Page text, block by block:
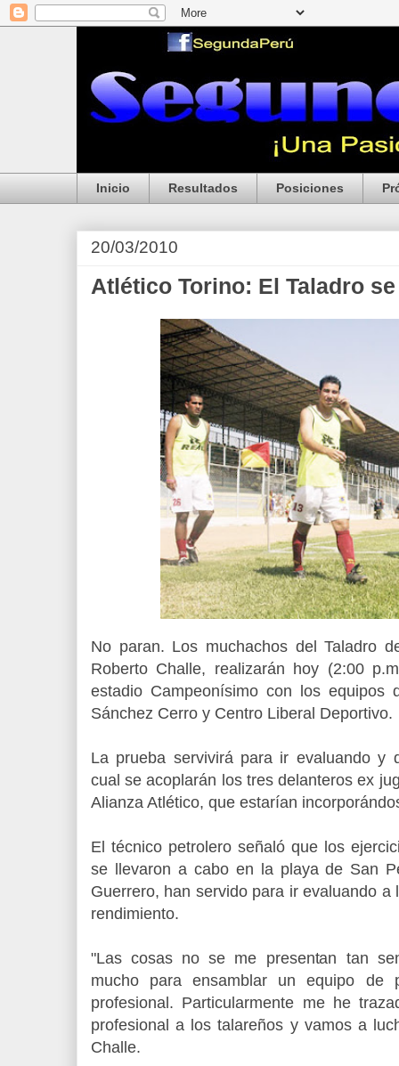
Inicio Resultados Posiciones
20/03/2010
Atlético Torino: El Taladro
No paran. Los muchachos del Taladro
Roberto Challe, realizarán hoy (2:00
estadio Campeonísimo con los equipos
Sánchez Cerro y Centro Liberal Deportivo.
La prueba servivirá para ir evaluando y
cual se acoplarán los tres delanteros ex
Alianza Atlético, que estarían
El técnico petrolero señaló que los
se llevaron a cabo en la playa de San
Guerrero, han servido para ir evaluando
rendimiento.
"Las cosas no se me presentan tan
mucho para ensamblar un equipo de
profesional. Particularmente me he
profesional a los talareños y vamos a
Challe.